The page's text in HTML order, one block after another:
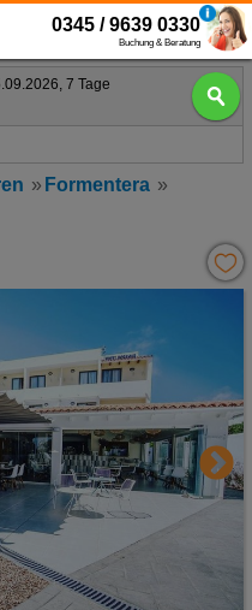
0345 / 9639 0330
Buchung & Beratung
7 Tage
Formentera